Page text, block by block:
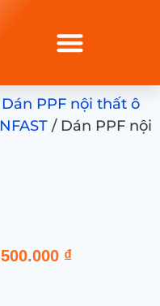
Dán PPF nội thất ô
/ Dán PPF nội
₫